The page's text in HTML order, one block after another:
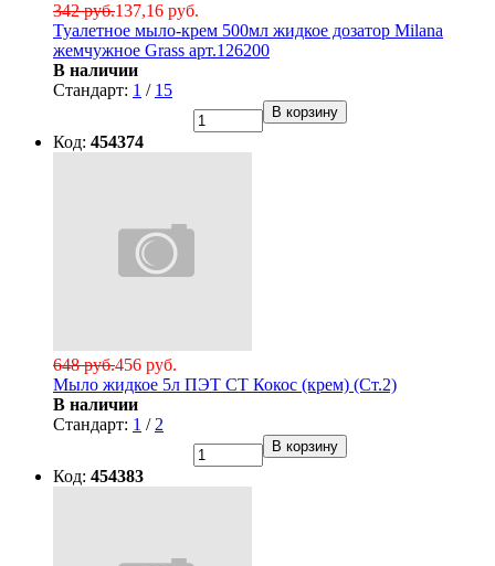
137,16 руб.
342 руб.
Туалетное мыло-крем 500мл жидкое дозатор Milana
жемчужное Grass арт.126200
В наличии
Стандарт: 1 / 15
В корзину
Код: 454374
456 руб.
648 руб.
Мыло жидкое 5л ПЭТ СТ Кокос (крем) (Ст.2)
В наличии
Стандарт: 1 / 2
В корзину
Код: 454383